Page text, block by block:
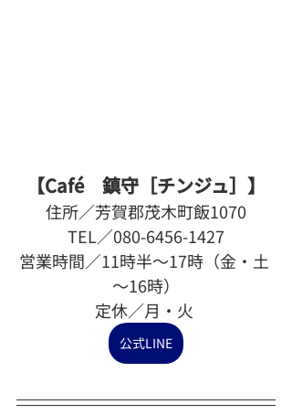
【Café　鎮守［チンジュ］】
住所／芳賀郡茂木町飯1070
TEL／080-6456-1427
営業時間／11時半～17時（金・土
〜16時）
定休／月・火
公式LINE